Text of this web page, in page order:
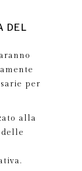
DEL
per
alla